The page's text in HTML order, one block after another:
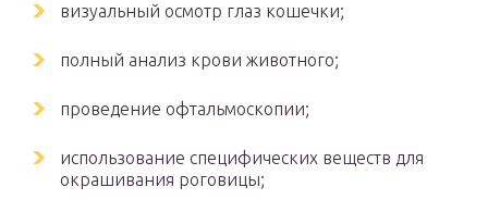
визуальный осмотр глаз кошечки;
полный анализ крови животного;
проведение офтальмоскопии;
использование специфических веществ для
окрашивания роговицы;